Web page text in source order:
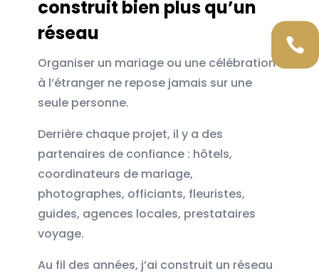
construit bien plus qu’un
réseau
Organiser un mariage ou une célébration
à l’étranger ne repose jamais sur une
seule personne.
Derrière chaque projet, il y a des
partenaires de confiance : hôtels,
coordinateurs de mariage,
photographes, officiants, fleuristes,
guides, agences locales, prestataires
voyage.
Au fil des années, j’ai construit un réseau
